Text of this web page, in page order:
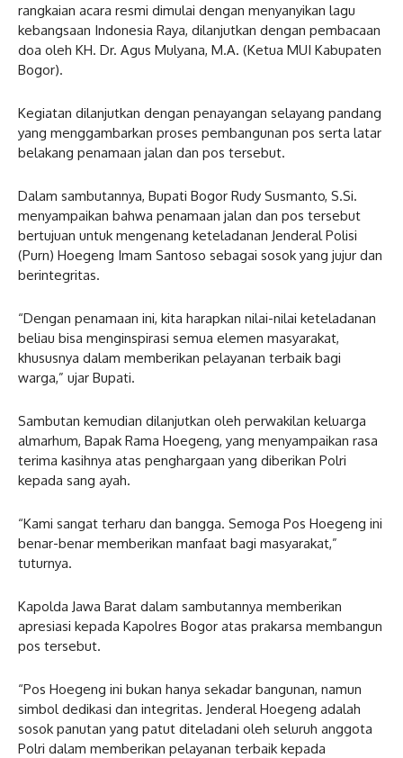
rangkaian acara resmi dimulai dengan menyanyikan lagu
kebangsaan Indonesia Raya, dilanjutkan dengan pembacaan
doa oleh KH. Dr. Agus Mulyana, M.A. (Ketua MUI Kabupaten
Bogor).
Kegiatan dilanjutkan dengan penayangan selayang pandang
yang menggambarkan proses pembangunan pos serta latar
belakang penamaan jalan dan pos tersebut.
Dalam sambutannya, Bupati Bogor Rudy Susmanto, S.Si.
menyampaikan bahwa penamaan jalan dan pos tersebut
bertujuan untuk mengenang keteladanan Jenderal Polisi
(Purn) Hoegeng Imam Santoso sebagai sosok yang jujur dan
berintegritas.
“Dengan penamaan ini, kita harapkan nilai-nilai keteladanan
beliau bisa menginspirasi semua elemen masyarakat,
khususnya dalam memberikan pelayanan terbaik bagi
warga,” ujar Bupati.
Sambutan kemudian dilanjutkan oleh perwakilan keluarga
almarhum, Bapak Rama Hoegeng, yang menyampaikan rasa
terima kasihnya atas penghargaan yang diberikan Polri
kepada sang ayah.
“Kami sangat terharu dan bangga. Semoga Pos Hoegeng ini
benar-benar memberikan manfaat bagi masyarakat,”
tuturnya.
Kapolda Jawa Barat dalam sambutannya memberikan
apresiasi kepada Kapolres Bogor atas prakarsa membangun
pos tersebut.
“Pos Hoegeng ini bukan hanya sekadar bangunan, namun
simbol dedikasi dan integritas. Jenderal Hoegeng adalah
sosok panutan yang patut diteladani oleh seluruh anggota
Polri dalam memberikan pelayanan terbaik kepada